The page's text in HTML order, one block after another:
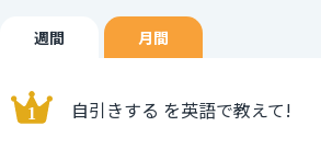
週間 月間
自引きする を英語で教えて!